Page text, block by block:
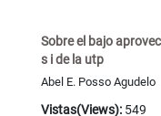
Sobre el bajo
s i de la utp
Abel E. Posso Agudelo
Vistas(Views):549